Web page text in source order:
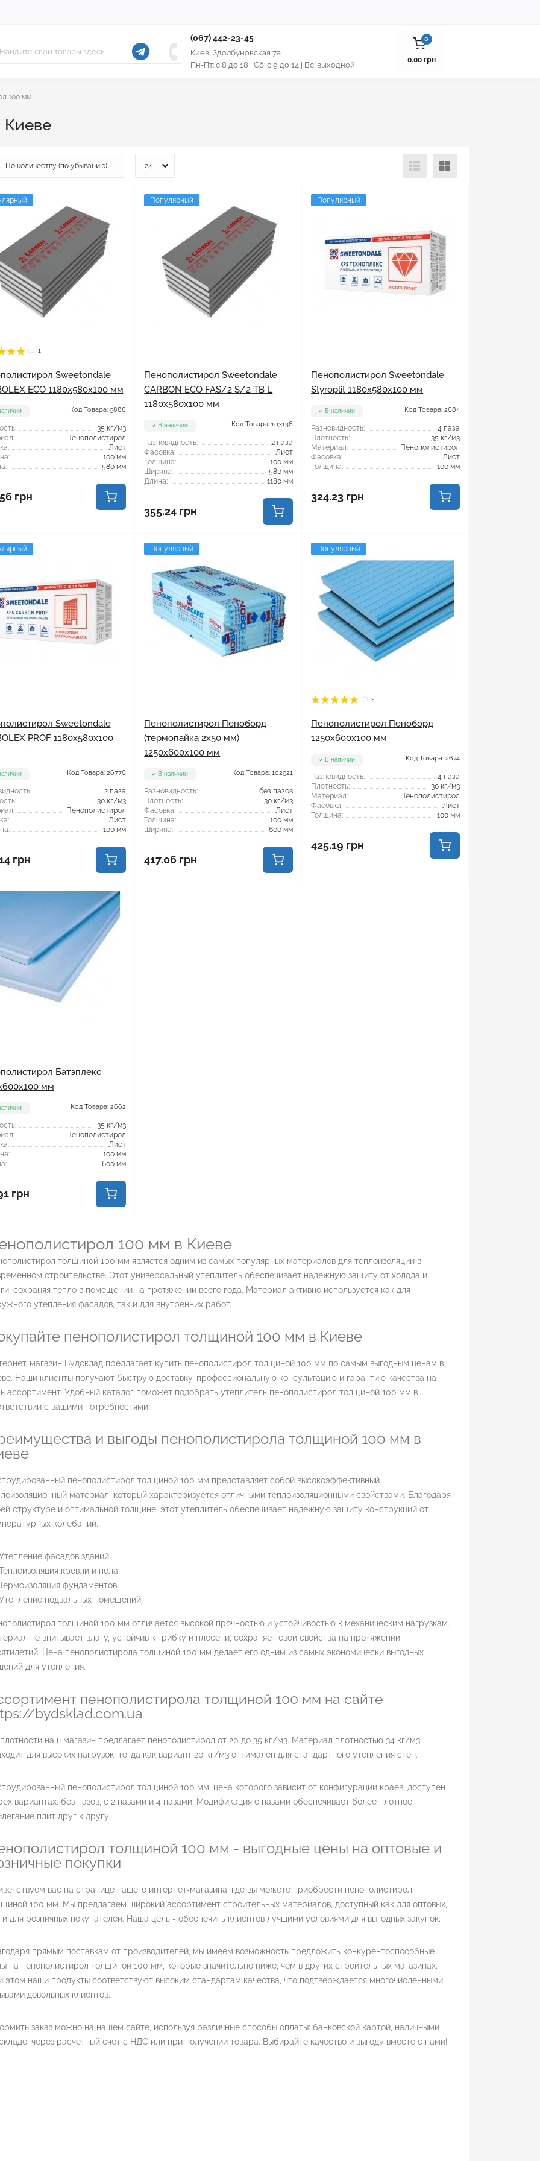
(067) 442-23-45
Киев, Здолбуновская 7а
Пн-Пт: с 8 до 18 | Сб: с 9 до 14 | Вс: выходной
0
0.00 грн
100 мм
Киеве
1
Sweetondale
ECO 1180x580x100 мм
Код Товара: 9886
35 кг/м3
Пенополистирол
Лист
100 мм
580 мм
грн
Популярный
Пенополистирол Sweetondale
CARBON ECO FAS/2 S/2 TB L
1180x580x100 мм
В наличии Код Товара: 103136
Разновидность:
2 паза
Фасовка:
Лист
Толщина:
100 мм
Ширина:
580 мм
Длина:
1180 мм
355.24 грн
Популярный
Пенополистирол Sweetondale
Styroplit 1180x580x100 мм
В наличии Код Товара: 2684
Разновидность:
4 паза
Плотность:
35 кг/м3
Материал:
Пенополистирол
Фасовка:
Лист
Толщина:
100 мм
324.23 грн
Sweetondale
PROF 1180x580x100
Код Товара: 26776
2 паза
30 кг/м3
Пенополистирол
Лист
100 мм
грн
Популярный
Пенополистирол Пеноборд
(термопайка 2х50 мм)
1250x600x100 мм
В наличии Код Товара: 102921
Разновидность:
без пазов
Плотность:
30 кг/м3
Фасовка:
Лист
Толщина:
100 мм
Ширина:
600 мм
417.06 грн
Популярный
2
Пенополистирол Пеноборд
1250x600x100 мм
В наличии Код Товара: 2674
Разновидность:
4 паза
Плотность:
30 кг/м3
Материал:
Пенополистирол
Фасовка:
Лист
Толщина:
100 мм
425.19 грн
Батэплекс
мм
Код Товара: 2662
35 кг/м3
Пенополистирол
Лист
100 мм
600 мм
грн
100 мм в Киеве
толщиной 100 мм является одним из самых популярных материалов для теплоизоляции в
строительстве. Этот универсальный утеплитель обеспечивает надежную защиту от холода и
сохраняя тепло в помещении на протяжении всего года. Материал активно используется как для
утепления фасадов, так и для внутренних работ.
пенополистирол толщиной 100 мм в Киеве
магазин Будсклад предлагает купить пенополистирол толщиной 100 мм по самым выгодным ценам в
Наши клиенты получают быструю доставку, профессиональную консультацию и гарантию качества на
ассортимент. Удобный каталог поможет подобрать утеплитель пенополистирол толщиной 100 мм в
с вашими потребностями.
и выгоды пенополистирола толщиной 100 мм в
пенополистирол толщиной 100 мм представляет собой высокоэффективный
материал, который характеризуется отличными теплоизоляционными свойствами. Благодаря
структуре и оптимальной толщине, этот утеплитель обеспечивает надежную защиту конструкций от
колебаний.
фасадов зданий
кровли и пола
фундаментов
подвальных помещений
толщиной 100 мм отличается высокой прочностью и устойчивостью к механическим нагрузкам.
не впитывает влагу, устойчив к грибку и плесени, сохраняет свои свойства на протяжении
Цена пенополистирола толщиной 100 мм делает его одним из самых экономически выгодных
для утепления.
пенополистирола толщиной 100 мм на сайте
bydsklad.com.ua
наш магазин предлагает пенополистирол от 20 до 35 кг/м3. Материал плотностью 34 кг/м3
для высоких нагрузок, тогда как вариант 20 кг/м3 оптимален для стандартного утепления стен.
пенополистирол толщиной 100 мм, цена которого зависит от конфигурации краев, доступен
вариантах: без пазов, с 2 пазами и 4 пазами. Модификация с пазами обеспечивает более плотное
плит друг к другу.
толщиной 100 мм - выгодные цены на оптовые и
покупки
вас на странице нашего интернет-магазина, где вы можете приобрести пенополистирол
100 мм. Мы предлагаем широкий ассортимент строительных материалов, доступный как для оптовых,
и для розничных покупателей. Наша цель - обеспечить клиентов лучшими условиями для выгодных закупок.
прямым поставкам от производителей, мы имеем возможность предложить конкурентоспособные
на пенополистирол толщиной 100 мм, которые значительно ниже, чем в других строительных магазинах.
этом наши продукты соответствуют высоким стандартам качества, что подтверждается многочисленными
довольных клиентов.
заказ можно на нашем сайте, используя различные способы оплаты: банковской картой, наличными
через расчетный счет с НДС или при получении товара. Выбирайте качество и выгоду вместе с нами!